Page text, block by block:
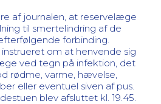
af journalen, at reservelæge
til smertelindring af de
forbinding.
instrueret om at henvende sig
ved tegn på infektion, det
rødme, varme, hævelse,
eller eventuel siven af pus.
blev afsluttet kl. 19.45.